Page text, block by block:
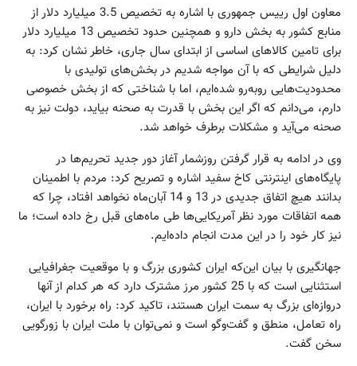
معاون اول رییس جمهوری با اشاره به تخصیص 3.5 میلیارد دلار از
منابع کشور به بخش دارو و همچنین حدود تخصیص 13 میلیارد دلار
برای تامین کالاهای اساسی از ابتدای سال جاری، خاطر نشان کرد: به
دلیل شرایطی که با آن مواجه شدیم در بخش‌های تولیدی با
محدودیت‌هایی روبه‌رو شده‌ایم، اما با شناختی که از بخش خصوصی
دارم، می‌دانم که اگر این بخش با قدرت به صحنه بیاید، دولت نیز به
صحنه می‌آید و مشکلات برطرف خواهد شد.
وی در ادامه به قرار گرفتن روزشمار آغاز دور جدید تحریم‌ها در
پایگاه‌های اینترنتی کاخ سفید اشاره و تصریح کرد: مردم با اطمینان
بدانند هیچ اتفاق جدیدی در 13 و 14 آبان‌ماه نخواهد افتاد، چرا که
همه اتفاقات مورد نظر آمریکایی‌ها طی ماه‌های قبل رخ داده است؛ ما
نیز کار خود را در این مدت انجام داده‌ایم.
جهانگیری با بیان این‌که ایران کشوری بزرگ و با موقعیت جغرافیایی
استثنایی است که با 25 کشور مرز مشترک دارد که هر کدام از آنها
دروازه‌ای بزرگ به سمت ایران هستند، تاکید کرد: راه برخورد با ایران،
راه تعامل، منطق و گفت‌وگو است و نمی‌توان با ملت ایران با زورگویی
سخن گفت.